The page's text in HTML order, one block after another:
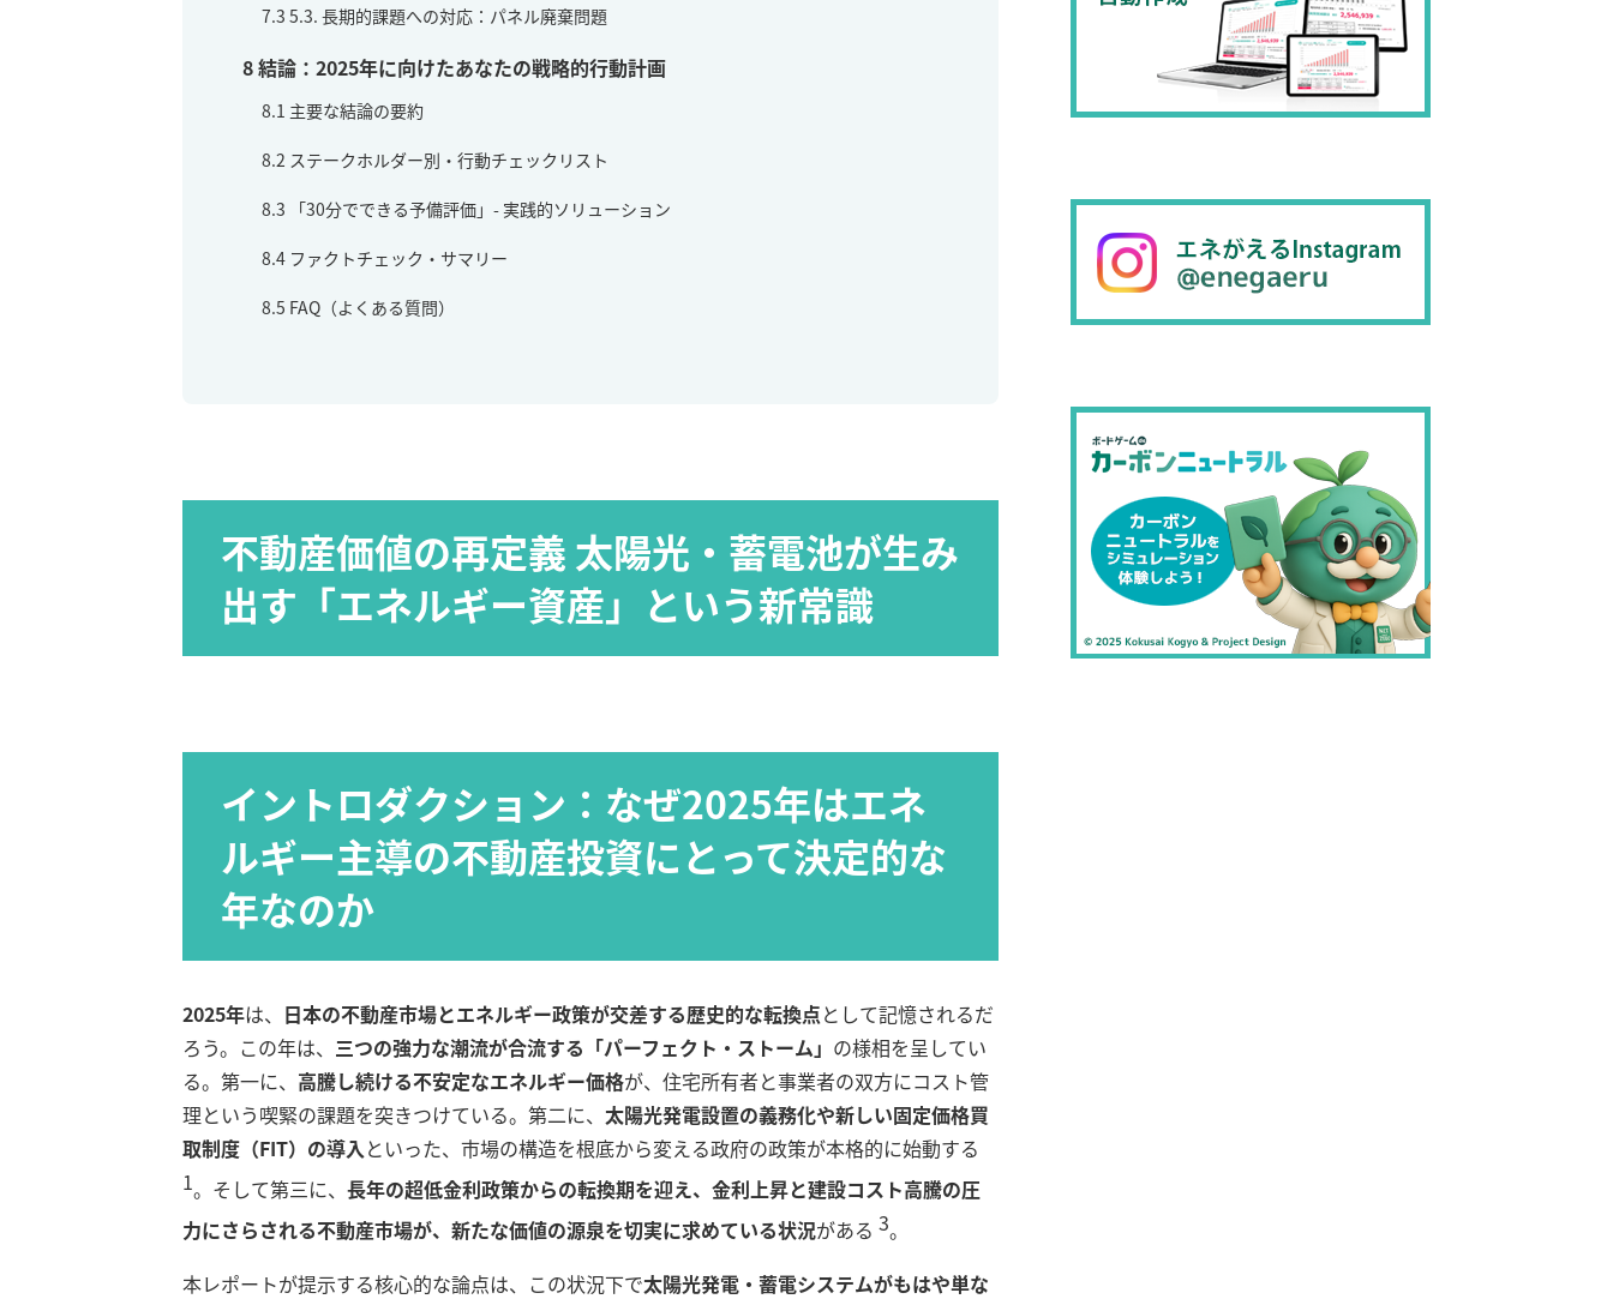
7.3 5.3. 長期的課題への対応：パネル廃棄問題
8結論：2025年に向けたあなたの戦略的行動計画
8.1 主要な結論の要約
8.2 ステークホルダー別・行動チェックリスト
8.3 「30分でできる予備評価」- 実践的ソリューション
8.4 ファクトチェック・サマリー
8.5 FAQ（よくある質問）
不動産価値の再定義 太陽光・蓄電池が生み
出す「エネルギー資産」という新常識
イントロダクション：なぜ2025年はエネ
ルギー主導の不動産投資にとって決定的な
年なのか
2025年は、 日本の不動産市場とエネルギー政策が交差する歴史的な転換点として記憶されるだ
ろう。この年は、 三つの強力な潮流が合流する「パーフェクト・ストーム」 の様相を呈してい
る。第一に、 高騰し続ける不安定なエネルギー価格が、住宅所有者と事業者の双方にコスト管
理という喫緊の課題を突きつけている。第二に、 太陽光発電設置の義務化や新しい固定価格買
取制度（FIT）の導入といった、市場の構造を根底から変える政府の政策が本格的に始動する
1。そして第三に、 長年の超低金利政策からの転換期を迎え、金利上昇と建設コスト高騰の圧
力にさらされる不動産市場が、新たな価値の源泉を切実に求めている状況がある 3。
本レポートが提示する核心的な論点は、この状況下で太陽光発電・蓄電システムがもはや単な